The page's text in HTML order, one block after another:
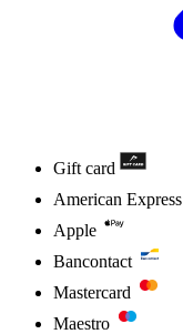
Gift card
American Express
Apple
Bancontact
Mastercard
Maestro